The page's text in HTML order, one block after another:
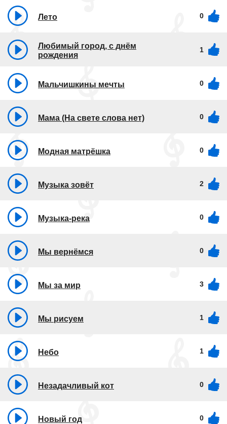
Лето 0
Любимый город, с днём
рождения
1
Мальчишкины мечты 0
Мама (На свете слова нет) 0
Модная матрёшка 0
Музыка зовёт 2
Музыка-река 0
Мы вернёмся 0
Мы за мир 3
Мы рисуем 1
Небо 1
Незадачливый кот 0
Новый год 0